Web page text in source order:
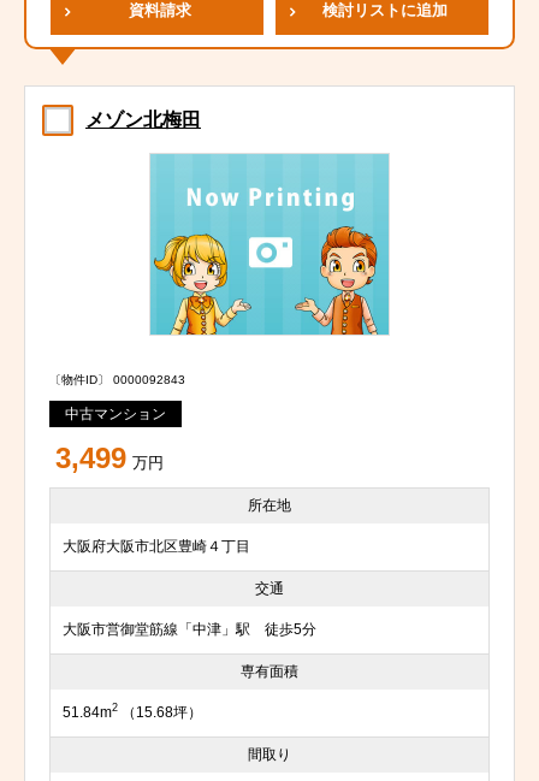
資料請求 検討リストに追加
メゾン北梅田
〔物件ID〕 0000092843
中古マンション
3,499 万円
所在地
大阪府大阪市北区豊崎４丁目
交通
大阪市営御堂筋線「中津」駅 徒歩5分
専有面積
51.84m2 （15.68坪）
間取り